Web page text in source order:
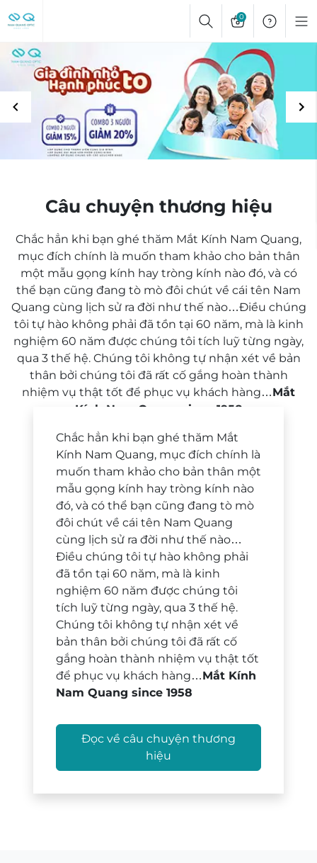
to
0
Câu chuyện thương hiệu
Chắc hẳn khi bạn ghé thăm Mắt Kính Nam Quang,
mục đích chính là muốn tham khảo cho bản thân
một mẫu gọng kính hay tròng kính nào đó, và có
thể bạn cũng đang tò mò đôi chút về cái tên Nam
Quang cùng lịch sử ra đời như thế nào…Điều chúng
tôi tự hào không phải đã tồn tại 60 năm, mà là kinh
nghiệm 60 năm được chúng tôi tích luỹ từng ngày,
qua 3 thế hệ. Chúng tôi không tự nhận xét về bản
thân bởi chúng tôi đã rất cố gắng hoàn thành
nhiệm vụ thật tốt để phục vụ khách hàng…Mắt
Kính Nam Quang since 1958
Chắc hẳn khi bạn ghé thăm Mắt
Kính Nam Quang, mục đích chính là
muốn tham khảo cho bản thân một
mẫu gọng kính hay tròng kính nào
đó, và có thể bạn cũng đang tò mò
đôi chút về cái tên Nam Quang
cùng lịch sử ra đời như thế nào…
Điều chúng tôi tự hào không phải
đã tồn tại 60 năm, mà là kinh
nghiệm 60 năm được chúng tôi
tích luỹ từng ngày, qua 3 thế hệ.
Chúng tôi không tự nhận xét về
bản thân bởi chúng tôi đã rất cố
gắng hoàn thành nhiệm vụ thật tốt
để phục vụ khách hàng…Mắt Kính
Nam Quang since 1958
Đọc về câu chuyện thương
hiệu